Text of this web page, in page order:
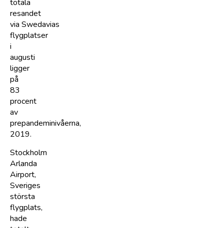
totala
resandet
via Swedavias
flygplatser
i
augusti
ligger
på
83
procent
av
prepandeminivåerna,
2019.
Stockholm
Arlanda
Airport,
Sveriges
största
flygplats,
hade